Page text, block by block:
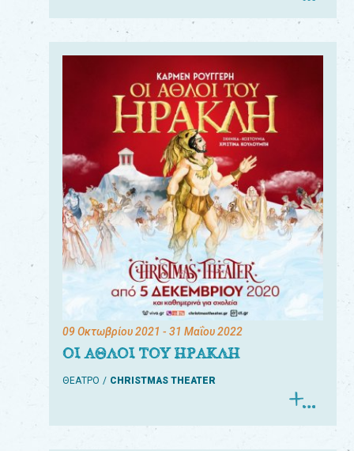
09 Οκτωβρίου 2021 - 31 Μαΐου 2022
ΟΙ ΑΘΛΟΙ ΤΟΥ ΗΡΑΚΛΗ
ΘΕΑΤΡΟ CHRISTMAS THEATER